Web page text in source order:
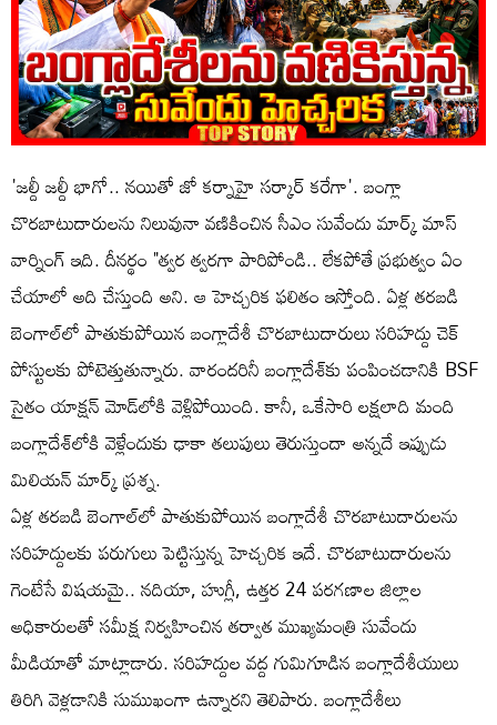
'జల్దీ జల్దీ భాగో.. నయితో జో కర్నాహై సర్కార్ కరేగా'. బంగ్లా
చొరబాటుదారులను నిలువునా వణికించిన సీఎం సువేందు మార్క్ మాస్
వార్నింగ్ ఇది. దీనర్థం "త్వర త్వరగా పారిపోండి.. లేకపోతే ప్రభుత్వం ఏం
చేయాలో అది చేస్తుంది అని. ఆ హెచ్చరిక ఫలితం ఇస్తోంది. ఏళ్ల తరబడి
బెంగాల్‌లో పాతుకుపోయిన బంగ్లాదేశీ చొరబాటుదారులు సరిహద్దు చెక్
పోస్టులకు పోటెత్తుతున్నారు. వారందరినీ బంగ్లాదేశ్‌కు పంపించడానికి BSF
సైతం యాక్షన్ మోడ్‌లోకి వెళ్లిపోయింది. కానీ, ఒకేసారి లక్షలాది మంది
బంగ్లాదేశ్‌లోకి వెళ్లేందుకు ఢాకా తలుపులు తెరుస్తుందా అన్నదే ఇప్పుడు
మిలియన్ మార్క్ ప్రశ్న.
ఏళ్ల తరబడి బెంగాల్‌లో పాతుకుపోయిన బంగ్లాదేశీ చొరబాటుదారులను
సరిహద్దులకు పరుగులు పెట్టిస్తున్న హెచ్చరిక ఇదే. చొరబాటుదారులను
గెంటేసే విషయమై.. నదియా, హుగ్లీ, ఉత్తర 24 పరగణాల జిల్లాల
అధికారులతో సమీక్ష నిర్వహించిన తర్వాత ముఖ్యమంత్రి సువేందు
మీడియాతో మాట్లాడారు. సరిహద్దుల వద్ద గుమిగూడిన బంగ్లాదేశీయులు
తిరిగి వెళ్లడానికి సుముఖంగా ఉన్నారని తెలిపారు. బంగ్లాదేశీలు